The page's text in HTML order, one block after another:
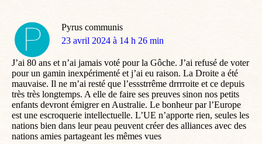
Pyrus communis
dit
23 avril 2024 à 14 h 26 min
J’ai 80 ans et n’ai jamais voté pour la Gôche. J’ai refusé de voter
pour un gamin inexpérimenté et j’ai eu raison. La Droite a été
mauvaise. Il ne m’ai resté que l’essstrrême drrrroite et ce depuis
très très longtemps. A elle de faire ses preuves sinon nos petits
enfants devront émigrer en Australie. Le bonheur par l’Europe
est une escroquerie intellectuelle. L’UE n’apporte rien, seules les
nations bien dans leur peau peuvent créer des alliances avec des
nations amies partageant les mêmes vues